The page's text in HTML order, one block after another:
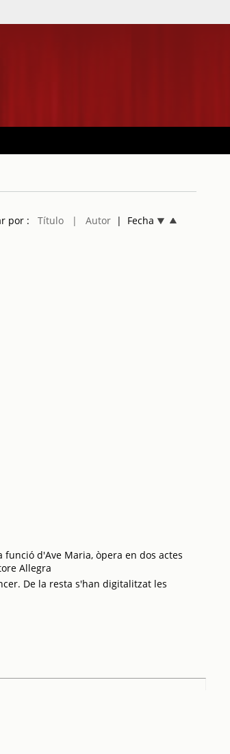
por : Título | Autor| Fecha
d'Ave Maria, òpera en dos actes
Allegra
De la resta s'han digitalitzat les